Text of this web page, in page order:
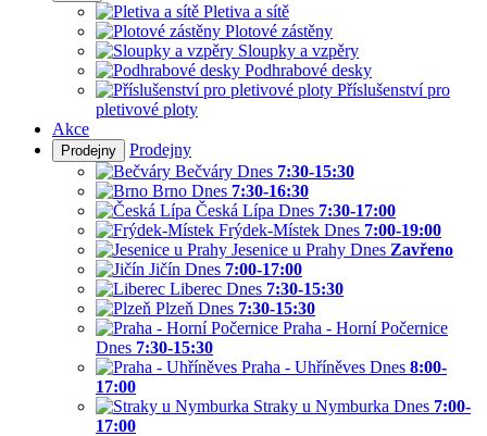
Pletiva a sítě
Plotové zástěny
Sloupky a vzpěry
Podhrabové desky
Příslušenství pro
pletivové ploty
Akce
Prodejny
Prodejny
Bečváry Dnes 7:30-15:30
Brno Dnes 7:30-16:30
Česká Lípa Dnes 7:30-17:00
Frýdek-Místek Dnes 7:00-19:00
Jesenice u Prahy Dnes Zavřeno
Jičín Dnes 7:00-17:00
Liberec Dnes 7:30-15:30
Plzeň Dnes 7:30-15:30
Praha - Horní Počernice
Dnes 7:30-15:30
Praha - Uhříněves Dnes 8:00-
17:00
Straky u Nymburka Dnes 7:00-
17:00